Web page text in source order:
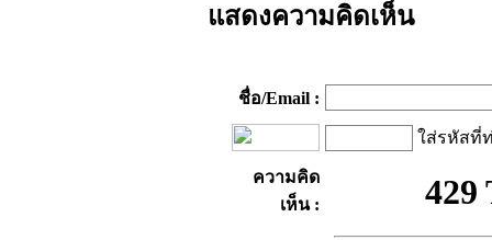
แสดงความคิดเห็น
ชื่อ/Email :
ใส่รหัสที่
ความคิด
เห็น :